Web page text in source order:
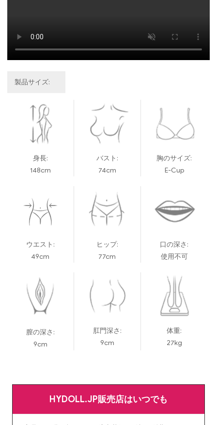
製品サイズ:
身長:
148cm
バスト:
74cm
胸のサイズ:
E-Cup
ウエスト:
49cm
ヒップ:
77cm
口の深さ:
使用不可
膣の深さ:
9cm
肛門深さ:
9cm
体重:
27kg
HYDOLL.JP販売店はいつでも